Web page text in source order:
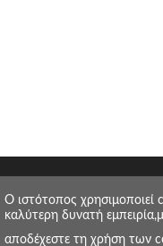
O ιστότοπος χρησιμοποιεί
καλύτερη δυνατή
αποδέχεστε τη χρήση των